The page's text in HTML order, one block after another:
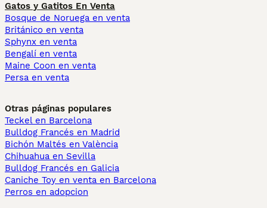
Gatos y Gatitos En Venta
Bosque de Noruega en venta
Británico en venta
Sphynx en venta
Bengalí en venta
Maine Coon en venta
Persa en venta
Otras páginas populares
Teckel en Barcelona
Bulldog Francés en Madrid
Bichón Maltés en València
Chihuahua en Sevilla
Bulldog Francés en Galicia
Caniche Toy en venta en Barcelona
Perros en adopcion